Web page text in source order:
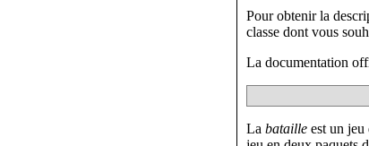
Pour obtenir la
classe dont vous
La documentation
Labataille est un jeu